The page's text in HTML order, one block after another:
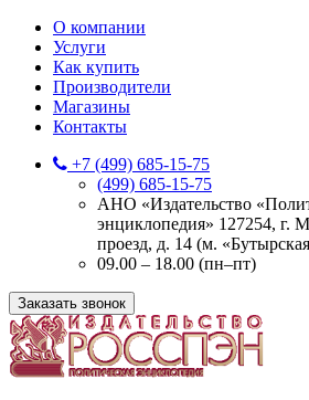
О компании
Услуги
Как купить
Производители
Магазины
Контакты
+7 (499) 685-15-75
(499) 685-15-75
АНО «Издательство
энциклопедия» 127254, г.
проезд, д. 14 (м.
09.00 – 18.00 (пн–пт)
Заказать звонок